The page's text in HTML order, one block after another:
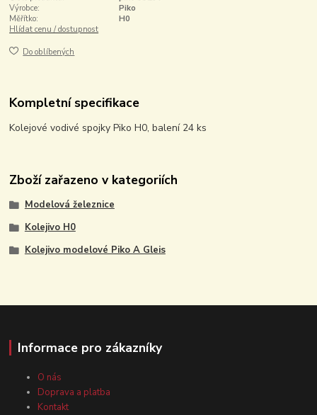
Výrobce:
Piko
Měřítko:
H0
Hlídat cenu / dostupnost
Do oblíbených
Kompletní specifikace
Kolejové vodivé spojky Piko H0, balení 24 ks
Zboží zařazeno v kategoriích
Modelová železnice
Kolejivo H0
Kolejivo modelové Piko A Gleis
Informace pro zákazníky
O nás
Doprava a platba
Kontakt